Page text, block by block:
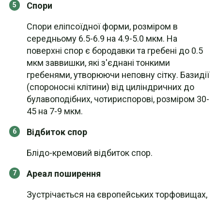
Спори
Спори еліпсоїдної форми, розміром в
середньому 6.5-6.9 на 4.9-5.0 мкм. На
поверхні спор є бородавки та гребені до 0.5
мкм заввишки, які з'єднані тонкими
гребенями, утворюючи неповну сітку. Базидії
(спороносні клітини) від циліндричних до
булавоподібних, чотириспорові, розміром 30-
45 на 7-9 мкм.
Відбиток спор
Блідо-кремовий відбиток спор.
Ареал поширення
Зустрічається на європейських торфовищах,